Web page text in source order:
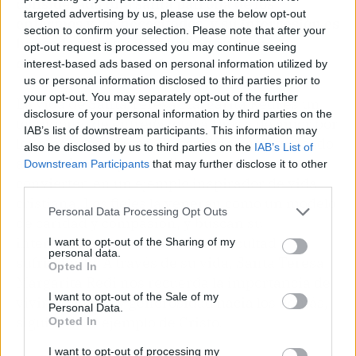
targeted advertising by us, please use the below opt-out
section to confirm your selection. Please note that after your
opt-out request is processed you may continue seeing
interest-based ads based on personal information utilized by
us or personal information disclosed to third parties prior to
your opt-out. You may separately opt-out of the further
disclosure of your personal information by third parties on the
IAB’s list of downstream participants. This information may
also be disclosed by us to third parties on the IAB’s List of
Downstream Participants that may further disclose it to other
Personal Data Processing Opt Outs
I want to opt-out of the Sharing of my
personal data.
Opted In
I want to opt-out of the Sale of my
Personal Data.
Opted In
I want to opt-out of processing my
enfermos y los necesitados, y su intercesión es
buscada por aquellos que enfrentan
dificultades en su vida .
La vida de Santa Teresa Margarita Redi es un
testimonio de entrega total a Dios y de amor por
los más necesitados. Su servicio desinteresado
a los enfermos y su dedicación a la oración la
convierten en un ejemplo inspirador de vida
cristiana. Los fieles la veneran como un modelo
de caridad y compasión, y buscan su
intercesión en momentos de dificultad y
sufrimiento. A través de su vida, Santa Teresa
vivir con amor y generosidad hacia los demás,
siguiendo el ejemplo de Cristo.